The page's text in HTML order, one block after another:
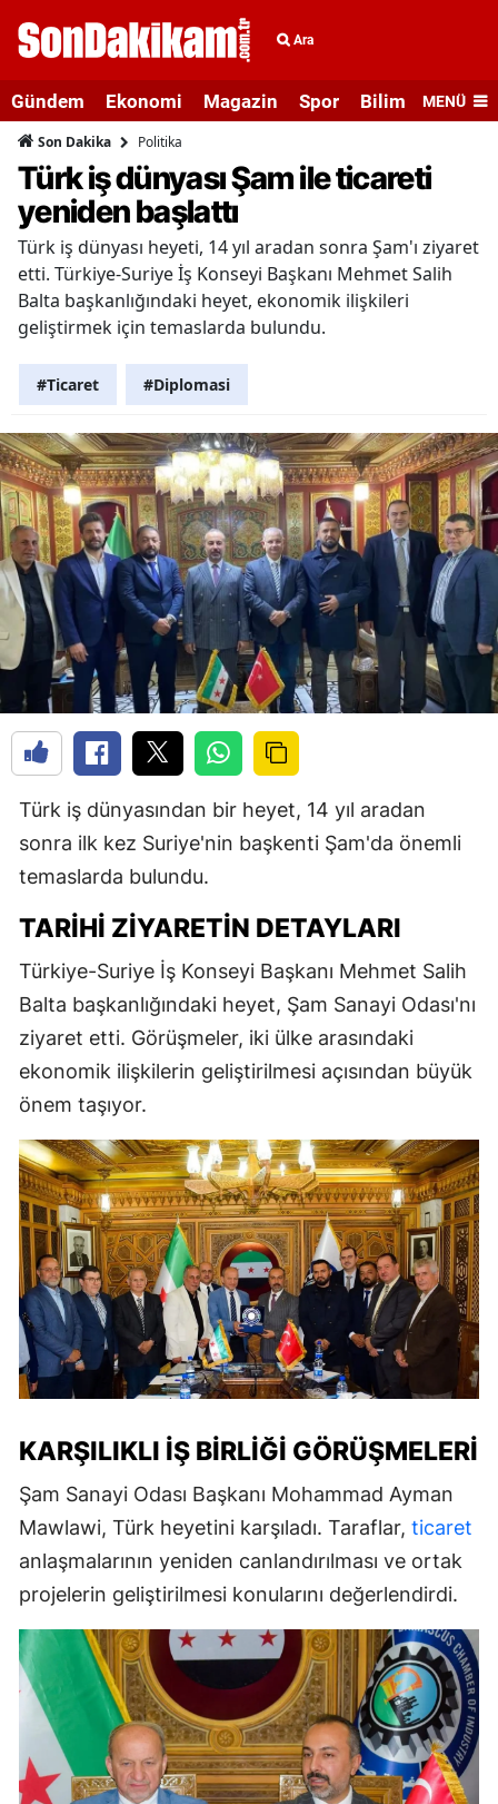
Ara
Gündem Ekonomi Magazin Spor Bilim veMENÜ
Son Dakika Politika
Türk iş dünyası Şam ile ticareti
yeniden başlattı
Türk iş dünyası heyeti, 14 yıl aradan sonra Şam'ı ziyaret
etti. Türkiye-Suriye İş Konseyi Başkanı Mehmet Salih
Balta başkanlığındaki heyet, ekonomik ilişkileri
geliştirmek için temaslarda bulundu.
#Ticaret #Diplomasi
Türk iş dünyasından bir heyet, 14 yıl aradan
sonra ilk kez Suriye'nin başkenti Şam'da önemli
temaslarda bulundu.
TARIHI ZIYARETIN DETAYLARI
Türkiye-Suriye İş Konseyi Başkanı Mehmet Salih
Balta başkanlığındaki heyet, Şam Sanayi Odası'nı
ziyaret etti. Görüşmeler, iki ülke arasındaki
ekonomik ilişkilerin geliştirilmesi açısından büyük
önem taşıyor.
KARŞILIKLI İŞ BIRLIĞI GÖRÜŞMELERI
Şam Sanayi Odası Başkanı Mohammad Ayman
Mawlawi, Türk heyetini karşıladı. Taraflar, ticaret
anlaşmalarının yeniden canlandırılması ve ortak
projelerin geliştirilmesi konularını değerlendirdi.